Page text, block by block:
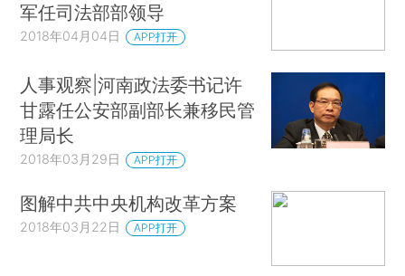
军任司法部部领导
2018年04月04日 APP打开
人事观察|河南政法委书记许
甘露任公安部副部长兼移民管
理局长
2018年03月29日 APP打开
图解中共中央机构改革方案
2018年03月22日 APP打开